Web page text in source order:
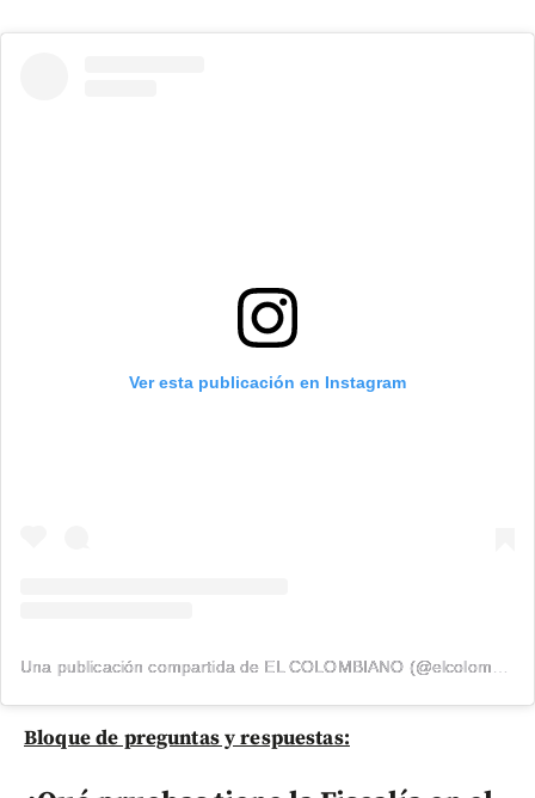
Ver esta publicación en Instagram
Una publicación compartida de EL COLOMBIANO (@elcolombiano_)
Bloque de preguntas y respuestas: